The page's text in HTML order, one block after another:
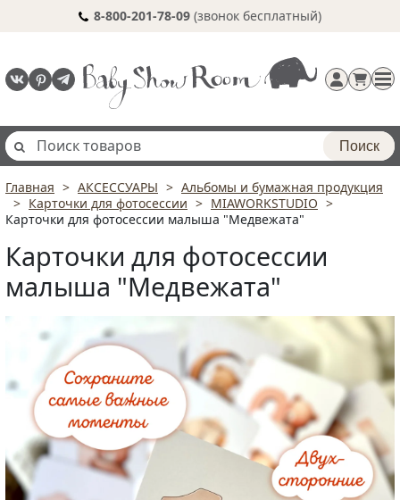
8-800-201-78-09 (звонок бесплатный)
Регистрация
Поиск
Главная АКСЕССУАРЫ
Альбомы и бумажная продукция
Карточки для фотосессии
MIAWORKSTUDIO
Карточки для фотосессии малыша "Медвежата"
Карточки для фотосессии
малыша "Медвежата"